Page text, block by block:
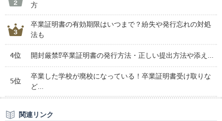
方
卒業証明書の有効期限はいつまで？紛失や発行忘れの対処
法も
4位 開封厳禁⁉卒業証明書の発行方法・正しい提出方法や添え...
5位
卒業した学校が廃校になっている！卒業証明書受け取りな
ど...
関連リンク